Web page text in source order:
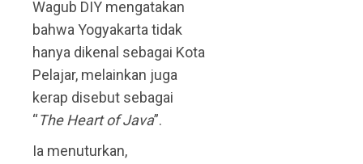
Wagub DIY mengatakan
bahwa Yogyakarta tidak
hanya dikenal sebagai Kota
Pelajar, melainkan juga
kerap disebut sebagai
“The Heart of Java”.
Ia menuturkan,